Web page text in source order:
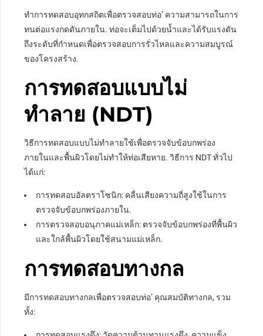
ทำการทดสอบอุทกสถิตเพื่อตรวจสอบท่อ’ ความสามารถในการ
ทนต่อแรงกดดันภายใน. ท่อจะเต็มไปด้วยน้ำและได้รับแรงดัน
ถึงระดับที่กำหนดเพื่อตรวจสอบการรั่วไหลและความสมบูรณ์
ของโครงสร้าง.
การทดสอบแบบไม่
ทำลาย (NDT)
วิธีการทดสอบแบบไม่ทำลายใช้เพื่อตรวจจับข้อบกพร่อง
ภายในและพื้นผิวโดยไม่ทำให้ท่อเสียหาย. วิธีการ NDT ทั่วไป
ได้แก่:
การทดสอบอัลตราโซนิก: คลื่นเสียงความถี่สูงใช้ในการ
ตรวจจับข้อบกพร่องภายใน.
การตรวจสอบอนุภาคแม่เหล็ก: ตรวจจับข้อบกพร่องที่พื้นผิว
และใกล้พื้นผิวโดยใช้สนามแม่เหล็ก.
การทดสอบทางกล
มีการทดสอบทางกลเพื่อตรวจสอบท่อ’ คุณสมบัติทางกล, รวม
ทั้ง: